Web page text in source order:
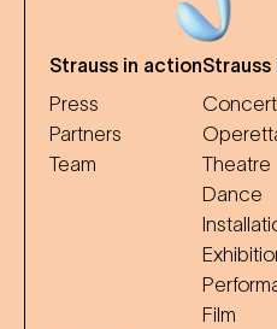
Strauss in action
Press
Partners
Team
Concert
Theatre
Dance
Film